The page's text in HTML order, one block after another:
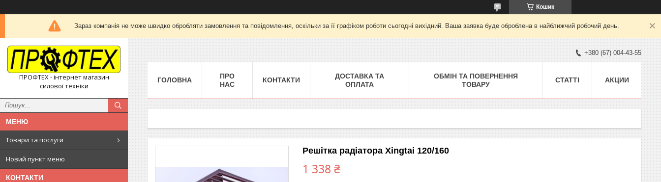
Кошик
Зараз компанія не може швидко обробляти замовлення та повідомлення, оскільки за її графіком роботи сьогодні вихідний. Ваша заявка буде оброблена в найближчий робочий день.
ПРОФТЕХ - інтернет магазин
силової техніки
Товари та послуги
Новий пункт меню
КОНТАКТИ
+380 (67) 004-43-55
ГОЛОВНА
ПРО
НАС
КОНТАКТИ
ДОСТАВКА ТА
ОПЛАТА
ОБМІН ТА ПОВЕРНЕННЯ
ТОВАРУ
СТАТТІ АКЦИИ
Решітка радіатора Xingtai 120/160
1 338 ₴